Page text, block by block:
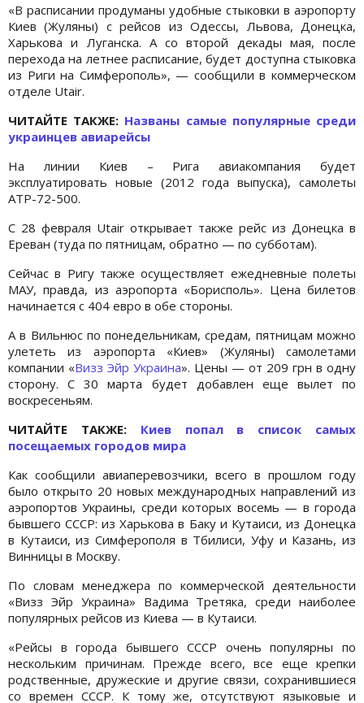
«В расписании продуманы удобные стыковки в аэропорту
Киев (Жуляны) с рейсов из Одессы, Львова, Донецка,
Харькова и Луганска. А со второй декады мая, после
перехода на летнее расписание, будет доступна стыковка
из Риги на Симферополь», — сообщили в коммерческом
отделе Utair.
ЧИТАЙТЕ ТАКЖЕ: Названы самые популярные среди
украинцев авиарейсы
На линии Киев – Рига авиакомпания будет
эксплуатировать новые (2012 года выпуска), самолеты
АТР-72-500.
С 28 февраля Utair открывает также рейс из Донецка в
Ереван (туда по пятницам, обратно — по субботам).
Сейчас в Ригу также осуществляет ежедневные полеты
МАУ, правда, из аэропорта «Борисполь». Цена билетов
начинается с 404 евро в обе стороны.
А в Вильнюс по понедельникам, средам, пятницам можно
улететь из аэропорта «Киев» (Жуляны) самолетами
компании «Визз Эйр Украина». Цены — от 209 грн в одну
сторону. С 30 марта будет добавлен еще вылет по
воскресеньям.
ЧИТАЙТЕ ТАКЖЕ: Киев попал в список самых
посещаемых городов мира
Как сообщили авиаперевозчики, всего в прошлом году
было открыто 20 новых международных направлений из
аэропортов Украины, среди которых восемь — в города
бывшего СССР: из Харькова в Баку и Кутаиси, из Донецка
в Кутаиси, из Симферополя в Тбилиси, Уфу и Казань, из
Винницы в Москву.
По словам менеджера по коммерческой деятельности
«Визз Эйр Украина» Вадима Третяка, среди наиболее
популярных рейсов из Киева — в Кутаиси.
«Рейсы в города бывшего СССР очень популярны по
нескольким причинам. Прежде всего, все еще крепки
родственные, дружеские и другие связи, сохранившиеся
со времен СССР. К тому же, отсутствуют языковые и